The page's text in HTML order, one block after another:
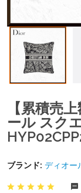
【累積売
ール スク
ブランド: ディオー